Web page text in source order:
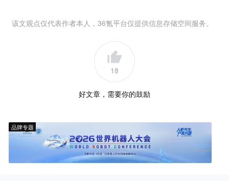
该文观点仅代表作者本人，36氪平台仅提供信息存储空间服务。
18
好文章，需要你的鼓励
品牌专题